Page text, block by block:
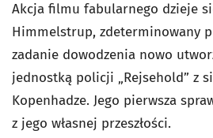
Akcja filmu fabularnego dzieje
Himmelstrup, zdeterminowany
zadanie dowodzenia nowo
jednostką policji „Rejsehold” z
Kopenhadze. Jego pierwsza
z jego własnej przeszłości.